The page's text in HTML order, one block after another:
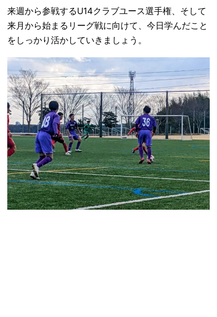
来週から参戦するU14クラブユース選手権、そして
来月から始まるリーグ戦に向けて、今日学んだこと
をしっかり活かしていきましょう。